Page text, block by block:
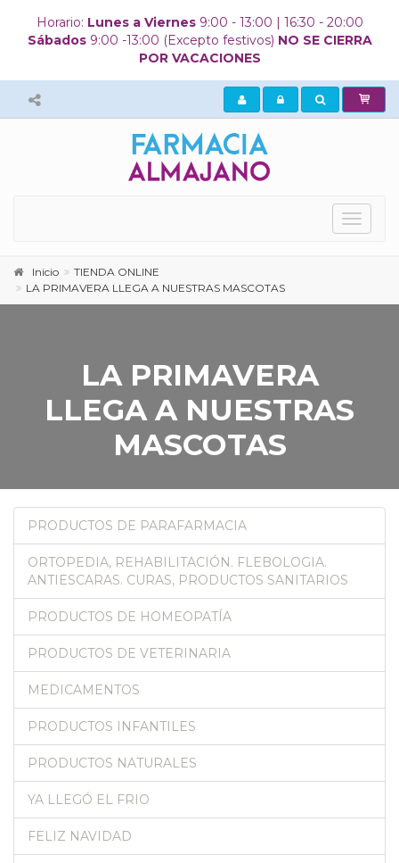
Horario: Lunes a Viernes9:00 - 13:00 | 16:30 - 20:00
Sábados9:00 -13:00 (Excepto festivos) NO SE CIERRA
POR VACACIONES
Mostrar
menú
Inicio
TIENDA ONLINE
LA PRIMAVERA LLEGA A NUESTRAS MASCOTAS
LA PRIMAVERA
LLEGA A NUESTRAS
MASCOTAS
PRODUCTOS DE PARAFARMACIA
ORTOPEDIA, REHABILITACIÓN. FLEBOLOGIA.
ANTIESCARAS. CURAS, PRODUCTOS SANITARIOS
PRODUCTOS DE HOMEOPATÍA
PRODUCTOS DE VETERINARIA
MEDICAMENTOS
PRODUCTOS INFANTILES
PRODUCTOS NATURALES
YA LLEGÓ EL FRIO
FELIZ NAVIDAD